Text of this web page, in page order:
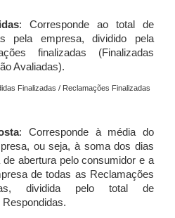
: Corresponde ao total de
pela empresa, dividido pela
finalizadas (Finalizadas
Avaliadas).
Finalizadas / Reclamações Finalizadas
: Corresponde à média do
ou seja, à soma dos dias
abertura pelo consumidor e a
de todas as Reclamações
dividida pelo total de